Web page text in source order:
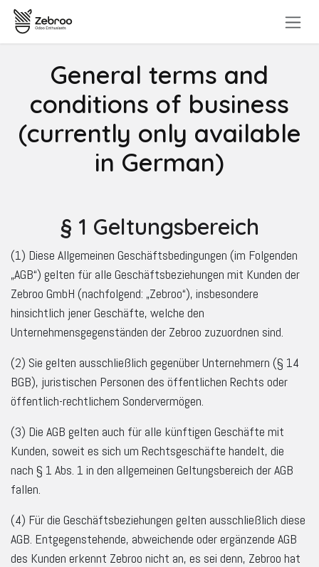
Skip to Content
General terms and
conditions of business
(currently only available
in German)
§ 1 Geltungsbereich
(1) Diese Allgemeinen Geschäftsbedingungen (im Folgenden
„AGB“) gelten für alle Geschäftsbeziehungen mit Kunden der
Zebroo GmbH (nachfolgend: „Zebroo“), insbesondere
hinsichtlich jener Geschäfte, welche den
Unternehmensgegenständen der Zebroo zuzuordnen sind.
(2) Sie gelten ausschließlich gegenüber Unternehmern (§ 14
BGB), juristischen Personen des öffentlichen Rechts oder
öffentlich-rechtlichem Sondervermögen.
(3) Die AGB gelten auch für alle künftigen Geschäfte mit
Kunden, soweit es sich um Rechtsgeschäfte handelt, die
nach § 1 Abs. 1 in den allgemeinen Geltungsbereich der AGB
fallen.
(4) Für die Geschäftsbeziehungen gelten ausschließlich diese
AGB. Entgegenstehende, abweichende oder ergänzende AGB
des Kunden erkennt Zebroo nicht an, es sei denn, Zebroo hat